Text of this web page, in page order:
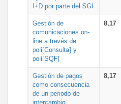
I+D por parte del SGI
Gestión de
comunicaciones on-
line a través de
poli[Consulta] y
poli[SQF]
8,17
Gestión de pagos
como consecuencia
de un periodo de
intercambio
8,17